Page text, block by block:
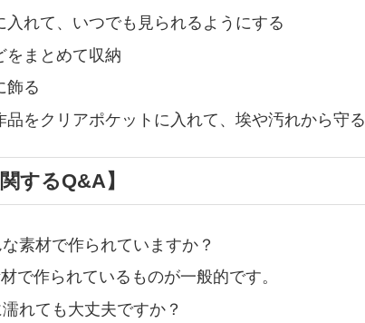
れて、いつでも見られるようにする
をまとめて収納
飾る
品をクリアポケットに入れて、埃や汚れから守る
するQ&A】
素材で作られていますか？
で作られているものが一般的です。
れても大丈夫ですか？